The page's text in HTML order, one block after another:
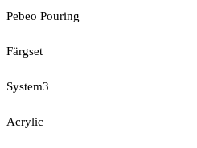
Pebeo Pouring
Färgset
System3
Acrylic